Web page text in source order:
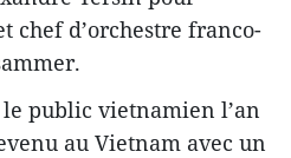
chef d’orchestre franco-
public vietnamien l’an
au Vietnam avec un